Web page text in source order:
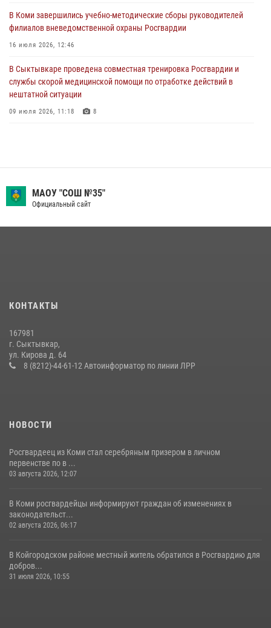
деятельности
26 июля 2026, 06:48
военнослужащих по призыву в Центре подготовки личного состава
Росгвардии
25 июля 2026, 10:45
В Коми завершились учебно-методические сборы руководителей
филиалов вневедомственной охраны Росгвардии
16 июля 2026, 12:46
В Сыктывкаре проведена совместная тренировка Росгвардии и
службы скорой медицинской помощи по отработке действий в
нештатной ситуации
09 июля 2026, 11:18 8
В Коми росгвардейцы обеспечивают правопорядок всероссийского
фестиваля воздухоплавания «ЖИВОЙ ВОЗДУХ»
отработали более 100 тревог, поступивших с охраняемых объектов
Житель Сыктывкара привлечен к административной
ответственности за утерю оружия
МАОУ "СОШ №35"
Официальный сайт
КОНТАКТЫ
167981
г. Сыктывкар,
ул. Кирова д. 64
8 (8212)-44-61-12 Автоинформатор по линии ЛРР
НОВОСТИ
Росгвардеец из Коми стал серебряным призером в личном
первенстве по в ...
03 августа 2026, 12:07
В Коми росгвардейцы информируют граждан об изменениях в
законодательст...
02 августа 2026, 06:17
В Койгородском районе местный житель обратился в Росгвардию для
добров...
31 июля 2026, 10:55